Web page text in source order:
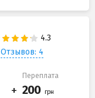
Отзывов: 4
Переплата